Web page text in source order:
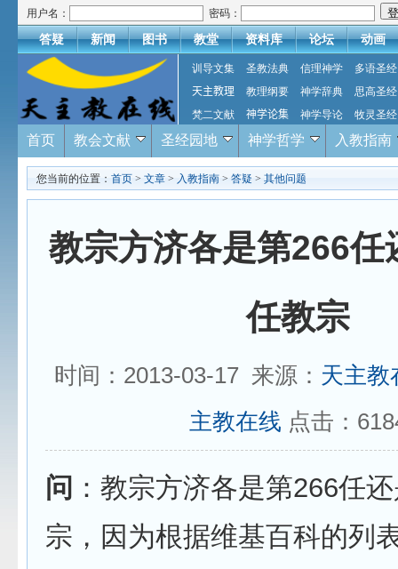
用户名： 密码：
答疑 新闻 图书 教堂 资料库 论坛 动画
训导文集 圣教法典 信理神学
多语圣经
天主教理
教理纲要 神学辞典
思高圣经
梵二文献
神学论集 神学导论 牧灵圣经
首页 教会文献 圣经园地 神学哲学 入教指南
您当前的位置： 首页 > 文章 > 入教指南 > 答疑 > 其他问题
教宗方济各是第266任
任教宗
时间：2013-03-17 来源： 天主教
主教在线 点击：
问 ：教宗方济各是第266任
宗，因为根据维基百科的列